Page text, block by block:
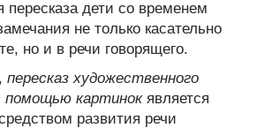
пересказа дети со временем
не только касательно
но и в речи говорящего.
пересказ художественного
помощью картинокявляется
развития речи